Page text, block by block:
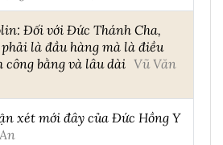
Đối với Đức Thánh Cha,
là đầu hàng mà là điều
công bằng và lâu dài Vũ Văn
xét mới đây của Đức Hồng Y